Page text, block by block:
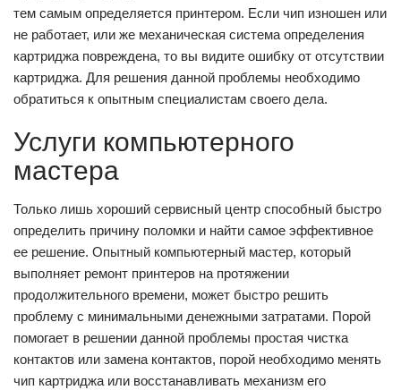
тем самым определяется принтером. Если чип изношен или
не работает, или же механическая система определения
картриджа повреждена, то вы видите ошибку от отсутствии
картриджа. Для решения данной проблемы необходимо
обратиться к опытным специалистам своего дела.
Услуги компьютерного
мастера
Только лишь хороший сервисный центр способный быстро
определить причину поломки и найти самое эффективное
ее решение. Опытный компьютерный мастер, который
выполняет ремонт принтеров на протяжении
продолжительного времени, может быстро решить
проблему с минимальными денежными затратами. Порой
помогает в решении данной проблемы простая чистка
контактов или замена контактов, порой необходимо менять
чип картриджа или восстанавливать механизм его